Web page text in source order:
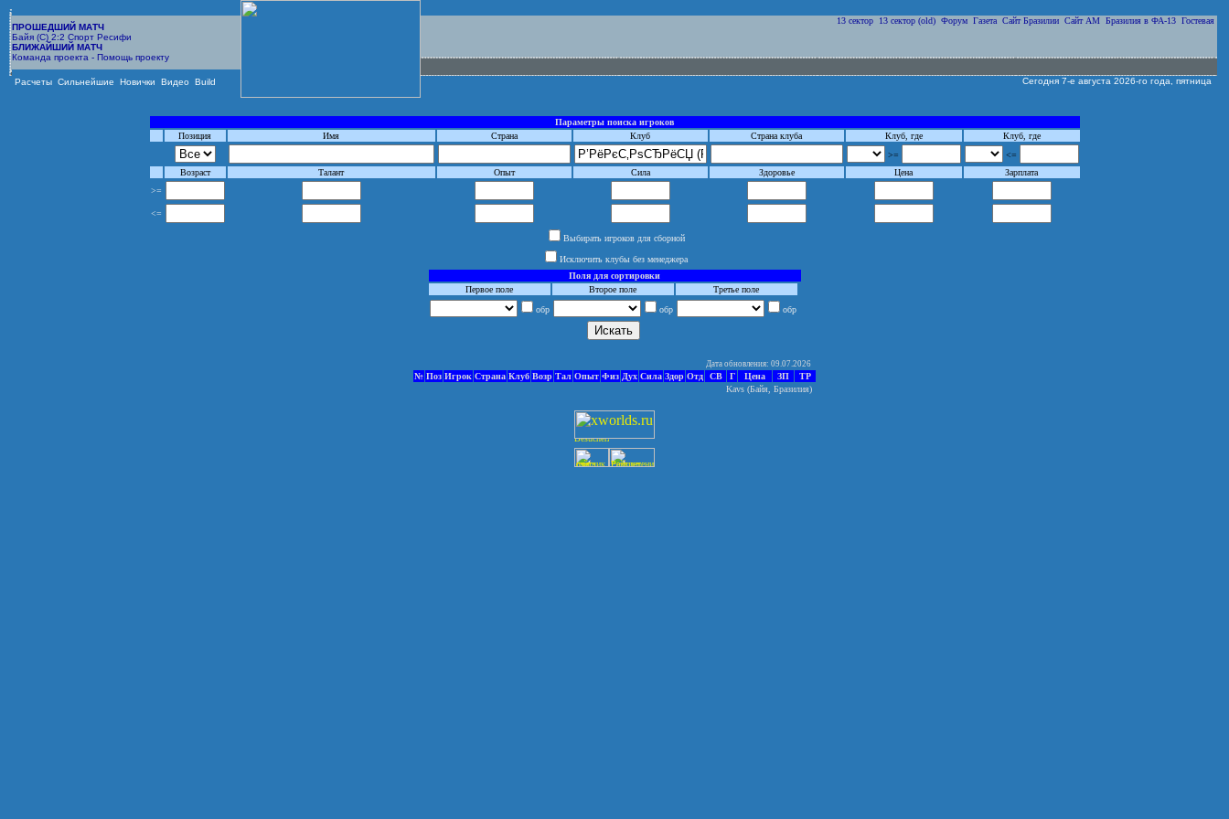
ПРОШЕДШИЙ МАТЧ
Байя (С) 2:2 Спорт Ресифи
БЛИЖАЙШИЙ МАТЧ
Команда проекта - Помощь проекту
Расчеты Сильнейшие Новички Видео Build
13 сектор 13 сектор (old) Форум Газета Сайт Бразилии Сайт АМ Бразилия в ФА-13 Гостевая
Сегодня 7-е августа 2026-го года, пятница
Параметры поиска игроков
Позиция
Имя Страна Клуб Страна клуба Клуб, где
Клуб, где
>=
<=
Возраст
Талант Опыт Сила Здоровье Цена
Зарплата
>=
<=
Выбирать игроков для сборной
Исключить клубы без менеджера
Поля для сортировки
Первое поле
Второе поле
Третье поле
обр
обр обр
Дата обновления: 09.07.2026
№ Поз Игрок Страна Клуб Возр Тал Опыт Физ Дух Сила Здор Отд СВ Г Цена ЗП
ТР
Kavs (Байя, Бразилия)